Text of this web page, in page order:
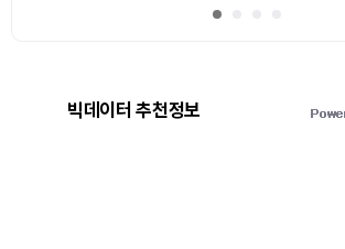
빅데이터 추천정보